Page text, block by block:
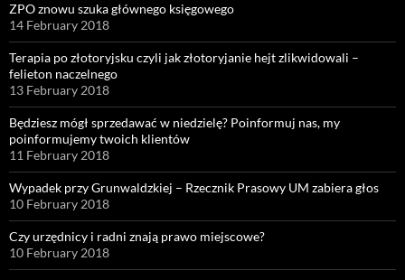
ZPO znowu szuka głównego księgowego
14 February 2018
Terapia po złotoryjsku czyli jak złotoryjanie hejt zlikwidowali –
felieton naczelnego
13 February 2018
Będziesz mógł sprzedawać w niedzielę? Poinformuj nas, my
poinformujemy twoich klientów
11 February 2018
Wypadek przy Grunwaldzkiej – Rzecznik Prasowy UM zabiera głos
10 February 2018
Czy urzędnicy i radni znają prawo miejscowe?
10 February 2018